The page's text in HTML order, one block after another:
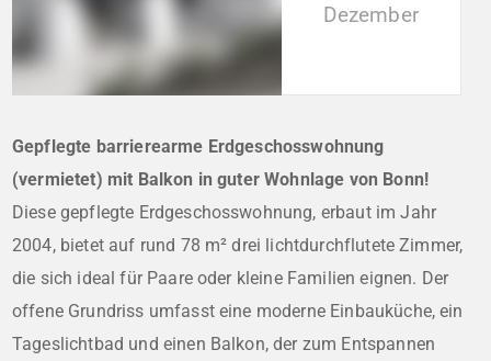
Dezember
Gepflegte barrierearme Erdgeschosswohnung
(vermietet) mit Balkon in guter Wohnlage von Bonn!
Diese gepflegte Erdgeschosswohnung, erbaut im Jahr
2004, bietet auf rund 78 m² drei lichtdurchflutete Zimmer,
die sich ideal für Paare oder kleine Familien eignen. Der
offene Grundriss umfasst eine moderne Einbauküche, ein
Tageslichtbad und einen Balkon, der zum Entspannen